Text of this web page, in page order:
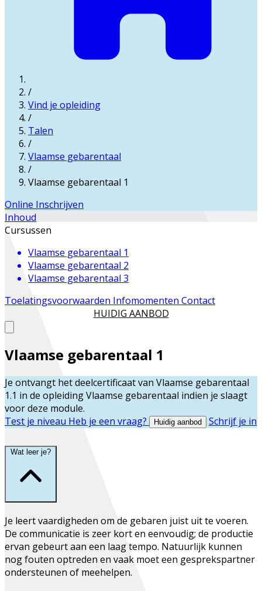
/
Vind je opleiding
/
Talen
/
Vlaamse gebarentaal
/
Vlaamse gebarentaal 1
Online Inschrijven
Inhoud
Cursussen
Vlaamse gebarentaal 1
Vlaamse gebarentaal 2
Vlaamse gebarentaal 3
Toelatingsvoorwaarden Infomomenten Contact
HUIDIG AANBOD
Vlaamse gebarentaal 1
Je ontvangt het deelcertificaat van Vlaamse gebarentaal
1.1 in de opleidingVlaamse gebarentaal indien je slaagt
voor deze module.
Test je niveau Heb je een vraag? Huidig aanbod Schrijf je in
Wat leer je?
Je leertvaardigheden om de gebaren juist uit te voeren.
De communicatie is zeer kort en eenvoudig; de productie
ervan gebeurt aan een laag tempo. Natuurlijk kunnen
nog fouten optreden en vaak moet een gesprekspartner
ondersteunen of meehelpen.